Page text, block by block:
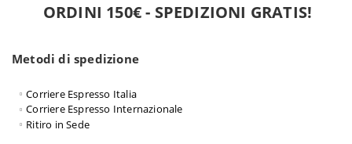
ORDINI 150€ - SPEDIZIONI GRATIS!
Metodi di spedizione
Corriere Espresso Italia
Corriere Espresso Internazionale
Ritiro in Sede